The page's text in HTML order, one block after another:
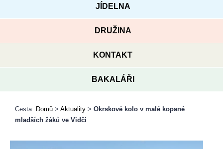
JÍDELNA
DRUŽINA
KONTAKT
BAKALÁŘI
Cesta: Domů > Aktuality > Okrskové kolo v malé kopané
mladších žáků ve Vidči